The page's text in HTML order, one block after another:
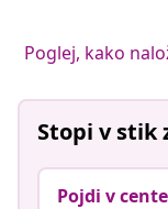
Poglej, kako
Stopi v stik
Pojdi v